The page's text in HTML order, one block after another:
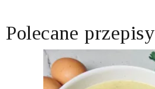
Polecane przepisy